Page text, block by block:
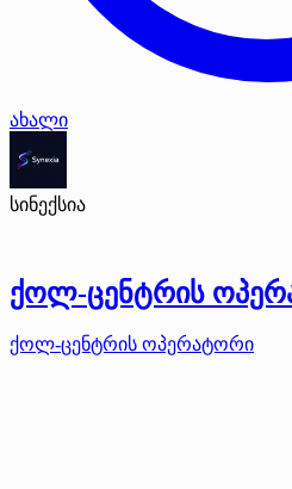
ახალი
სინექსია
ქოლ-ცენტრის
ქოლ-ცენტრის ოპერატორი